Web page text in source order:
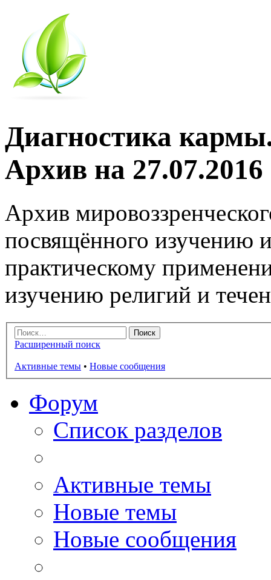
Диагностика
Архив на 27.07.2016
Архив
посвящённого изучению
практическому
изучению религий и
Расширенный поиск
Активные темы • Новые сообщения
Форум
Список разделов
Активные темы
Новые темы
Новые сообщения